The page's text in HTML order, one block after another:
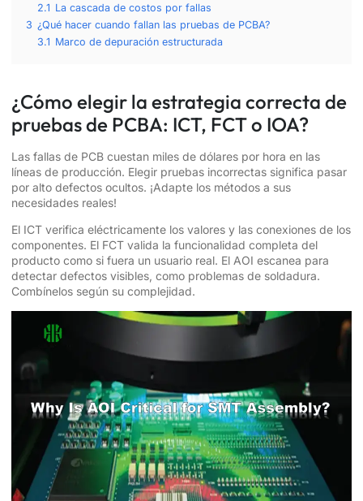
2.1 La cascada de costos por fallas
3 ¿Qué hacer cuando fallan las pruebas de PCBA?
3.1 Marco de depuración estructurada
¿Cómo elegir la estrategia correcta de
pruebas de PCBA: ICT, FCT o IOA?
Las fallas de PCB cuestan miles de dólares por hora en las
líneas de producción. Elegir pruebas incorrectas significa pasar
por alto defectos ocultos. ¡Adapte los métodos a sus
necesidades reales!
El ICT verifica eléctricamente los valores y las conexiones de los
componentes. El FCT valida la funcionalidad completa del
producto como si fuera un usuario real. El AOI escanea para
detectar defectos visibles, como problemas de soldadura.
Combínelos según su complejidad.